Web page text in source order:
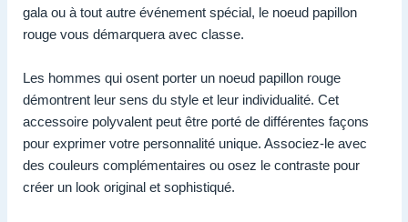
gala ou à tout autre événement spécial, le noeud papillon
rouge vous démarquera avec classe.
Les hommes qui osent porter un noeud papillon rouge
démontrent leur sens du style et leur individualité. Cet
accessoire polyvalent peut être porté de différentes façons
pour exprimer votre personnalité unique. Associez-le avec
des couleurs complémentaires ou osez le contraste pour
créer un look original et sophistiqué.